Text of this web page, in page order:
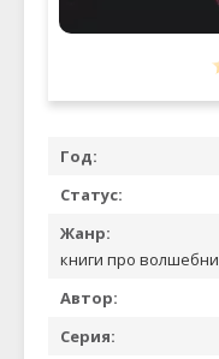
Год:
Статус:
Жанр:
книги про
Автор:
Серия: